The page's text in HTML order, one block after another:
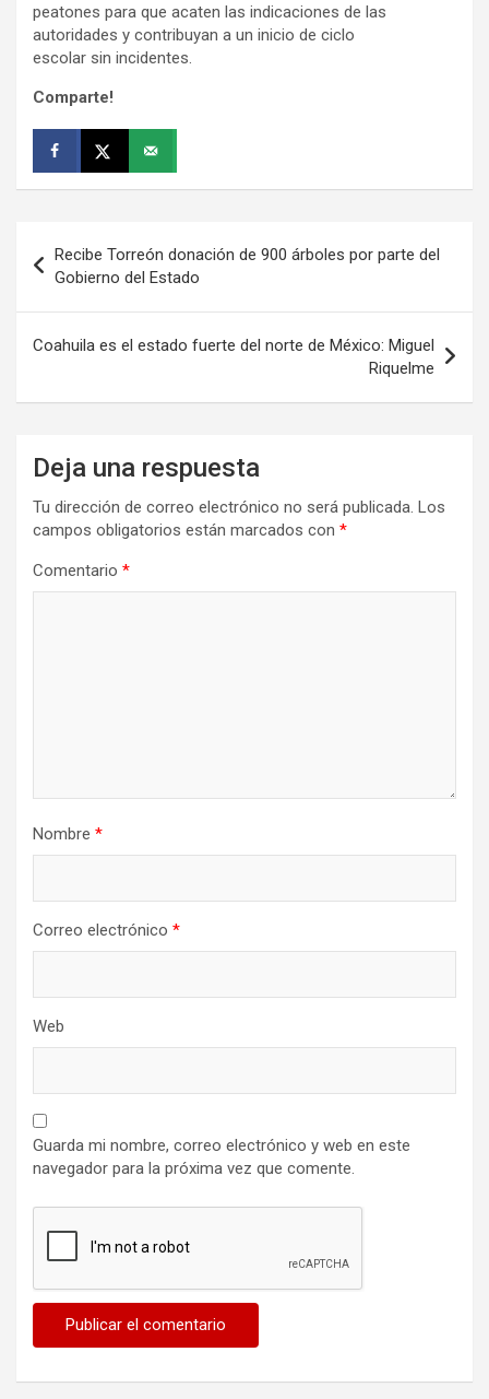
peatones para que acaten las indicaciones de las
autoridades y contribuyan a un inicio de ciclo
escolar sin incidentes.
Comparte!
de
entradas
Recibe Torreón donación de 900 árboles por parte del
Gobierno del Estado
Coahuila es el estado fuerte del norte de México: Miguel
Riquelme
Deja una respuesta
Tu dirección de correo electrónico no será publicada. Los
campos obligatorios están marcados con *
Comentario *
Nombre *
Correo electrónico *
Web
Guarda mi nombre, correo electrónico y web en este
navegador para la próxima vez que comente.